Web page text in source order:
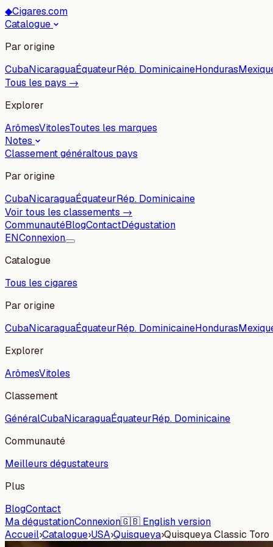
◆Cigares.com
Catalogue
Par origine
CubaNicaraguaÉquateurRép. DominicaineHonduras
Tous les pays →
Explorer
ArômesVitolesToutes les marques
Notes
Classement généraltous pays
Par origine
CubaNicaraguaÉquateurRép. Dominicaine
Voir tous les classements →
CommunautéBlogContactDégustation
ENConnexion
Catalogue
Tous les cigares
Par origine
CubaNicaraguaÉquateurRép. DominicaineHonduras
Explorer
ArômesVitoles
Classement
GénéralCubaNicaraguaÉquateurRép. Dominicaine
Communauté
Meilleurs dégustateurs
Plus
BlogContact
Ma dégustationConnexion🇬🇧 English version
Accueil›Catalogue›USA›Quisqueya›Quisqueya Classic Toro